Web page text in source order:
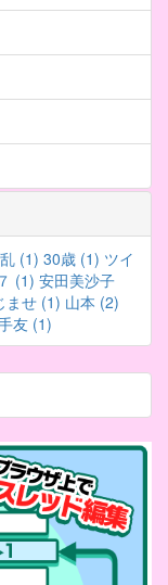
(1) 30歳 (1) ツイ
(1) 安田美沙子
ませ (1) 山本 (2)
友 (1)